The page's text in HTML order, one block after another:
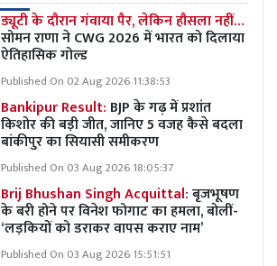
ड्यूटी के दौरान गंवाया पैर, लेकिन हौसला नहीं…
सोमन राणा ने CWG 2026 में भारत को दिलाया
ऐतिहासिक गोल्ड
Published On 02 Aug 2026 11:38:53
Bankipur Result: BJP के गढ़ में प्रशांत
किशोर की बड़ी जीत, जानिए 5 वजह कैसे बदला
बांकीपुर का सियासी समीकरण
Published On 03 Aug 2026 18:05:37
Brij Bhushan Singh Acquittal:बृजभूषण
के बरी होने पर विनेश फोगाट का हमला, बोलीं-
‘लड़कियों को डराकर वापस कराए नाम’
Published On 03 Aug 2026 15:51:51